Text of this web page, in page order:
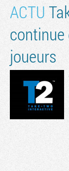
ACTU
continue
joueurs
page